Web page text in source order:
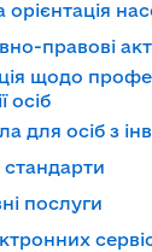
правові
щодо
осіб
для осіб з
послуги